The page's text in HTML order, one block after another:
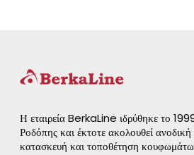
Η εταιρεία BerkaLine ιδρύθηκε το
Ροδόπης και έκτοτε ακολουθεί
κατασκευή και τοποθέτηση